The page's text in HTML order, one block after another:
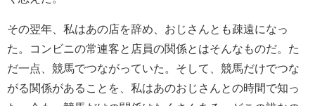
その翌年、私はあの店を辞め、おじさんとも疎遠になっ
た。コンビニの常連客と店員の関係とはそんなものだ。た
だ一点、競馬でつながっていた。そして、競馬だけでつな
がる関係があることを、私はあのおじさんとの時間で知っ